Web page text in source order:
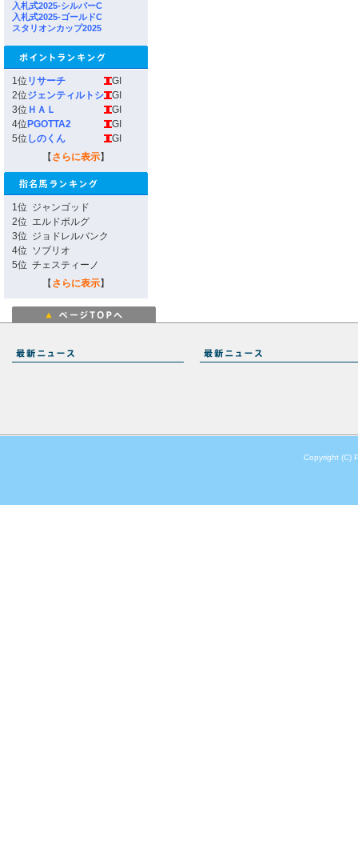
入札式2025-シルバーC
入札式2025-ゴールドC
スタリオンカップ2025
1位 リサーチ
GI
2位ジェンティルトシ
GI
3位 ＨＡＬ
GI
4位 PGOTTA2
GI
5位 しのくん
GI
【 さらに表示】
1位 ジャンゴッド
2位 エルドボルグ
3位 ジョドレルバンク
4位 ソブリオ
5位 チェスティーノ
【 さらに表示】
Copyright (C)